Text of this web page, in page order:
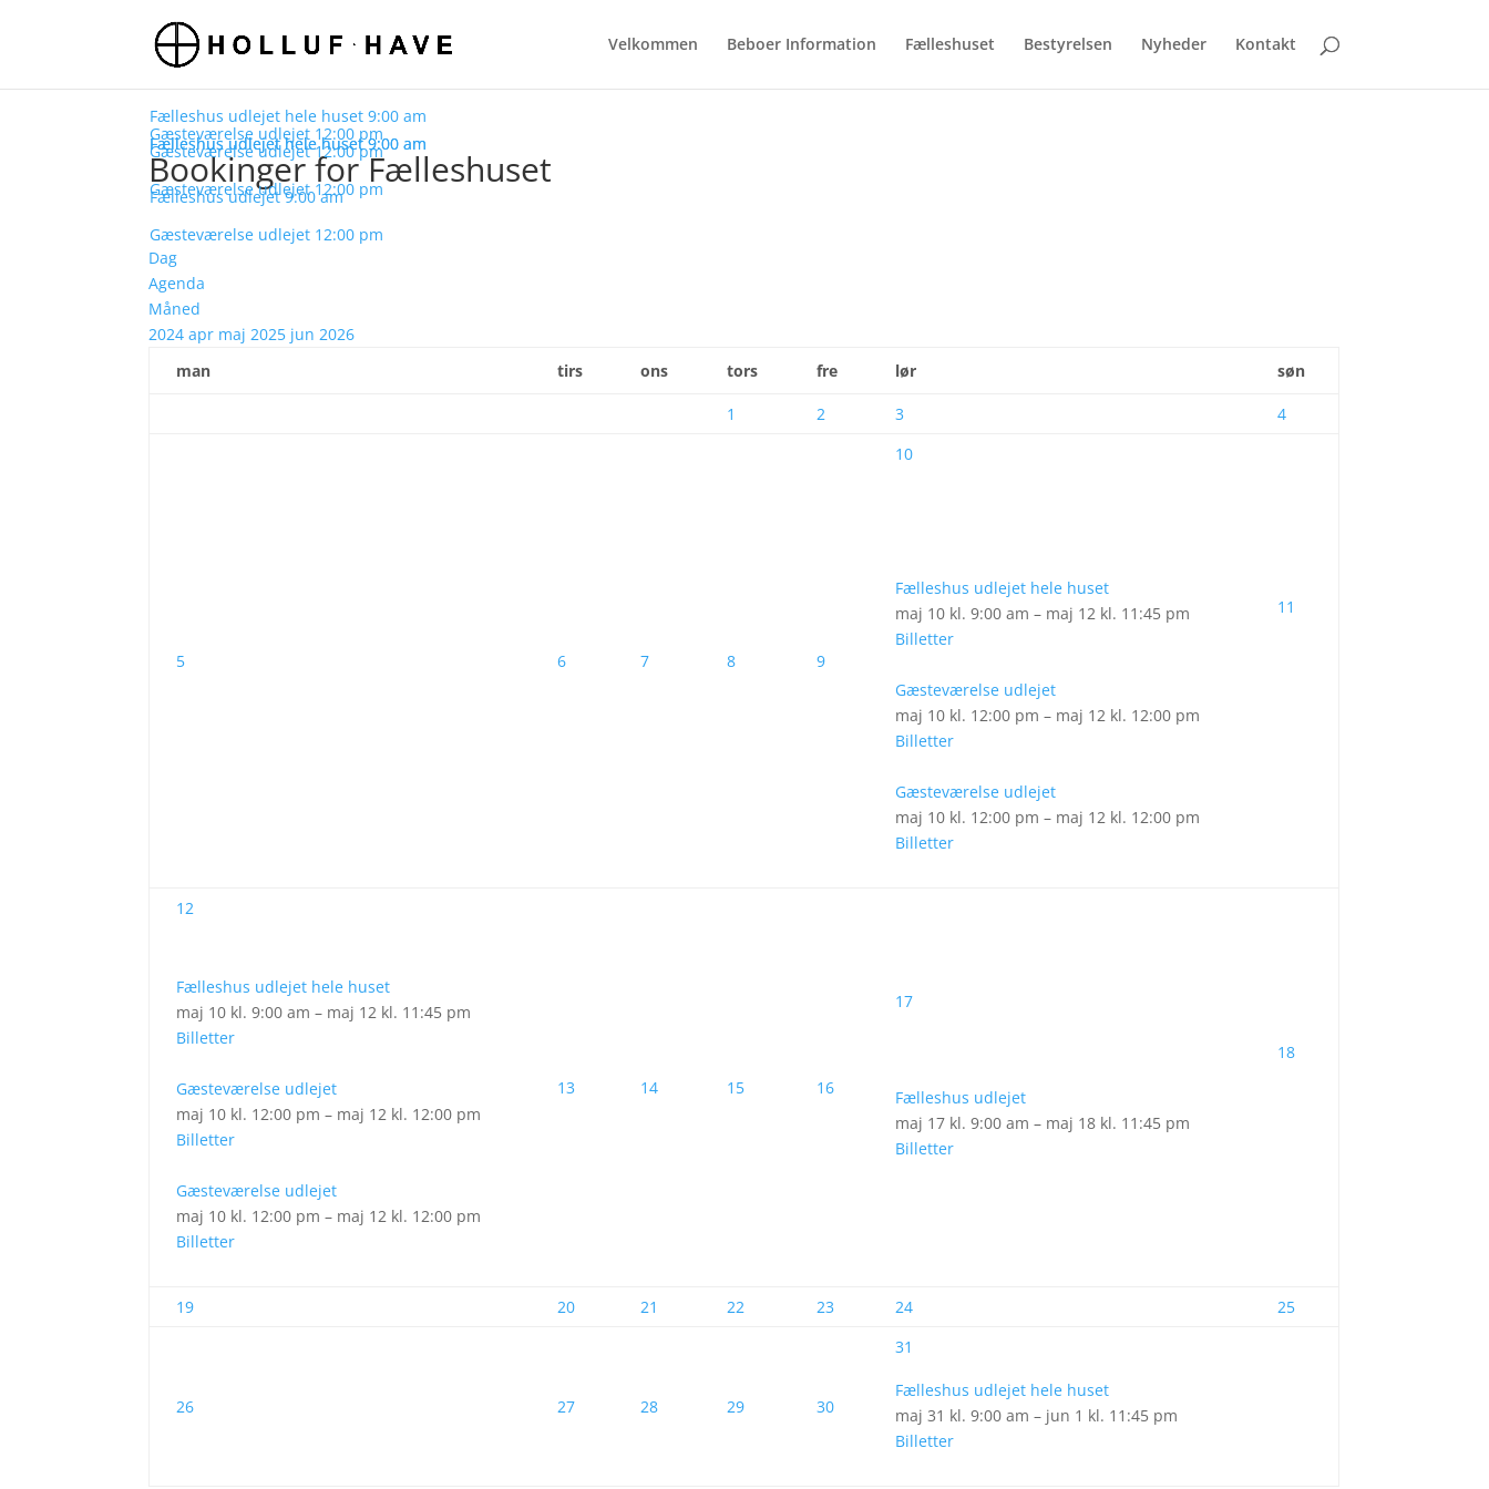
Velkommen Beboer Information Fælleshuset Bestyrelsen Nyheder Kontakt
Bookinger for Fælleshuset
Dag
Agenda
Måned
2024apr maj 2025 jun2026
man
tirs ons tors fre lør søn
1 2 3 4
5 6 7 8 9
10
Fælleshus udlejet hele huset9:00 am
Fælleshus udlejet hele huset
maj 10 kl. 9:00 am – maj 12 kl. 11:45 pm
Billetter
Gæsteværelse udlejet12:00 pm
Gæsteværelse udlejet
maj 10 kl. 12:00 pm – maj 12 kl. 12:00 pm
Billetter
Gæsteværelse udlejet 12:00 pm
Gæsteværelse udlejet
maj 10 kl. 12:00 pm – maj 12 kl. 12:00 pm
Billetter
11
12
Fælleshus udlejet hele huset9:00 am
Fælleshus udlejet hele huset
maj 10 kl. 9:00 am – maj 12 kl. 11:45 pm
Billetter
Gæsteværelse udlejet 12:00 pm
Gæsteværelse udlejet
maj 10 kl. 12:00 pm – maj 12 kl. 12:00 pm
Billetter
Gæsteværelse udlejet12:00 pm
Gæsteværelse udlejet
maj 10 kl. 12:00 pm – maj 12 kl. 12:00 pm
Billetter
13 14 15 16
17
Fælleshus udlejet9:00 am
Fælleshus udlejet
maj 17 kl. 9:00 am – maj 18 kl. 11:45 pm
Billetter
18
19 20 21 22 23 24 25
26 27 28 29 30
31
Fælleshus udlejet hele huset9:00 am
Fælleshus udlejet hele huset
maj 31 kl. 9:00 am – jun 1 kl. 11:45 pm
Billetter